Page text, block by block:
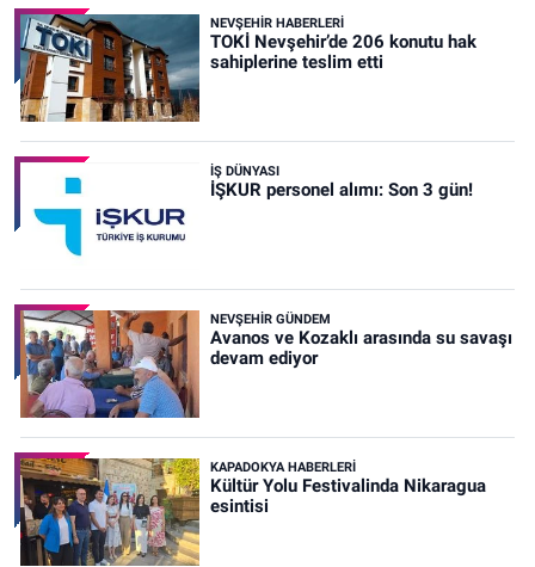
NEVŞEHIR HABERLERI
TOKİ Nevşehir’de 206 konutu hak
sahiplerine teslim etti
İŞ DÜNYASI
İŞKUR personel alımı: Son 3 gün!
NEVŞEHIR GÜNDEM
Avanos ve Kozaklı arasında su savaşı
devam ediyor
KAPADOKYA HABERLERI
Kültür Yolu Festivalinda Nikaragua
esintisi